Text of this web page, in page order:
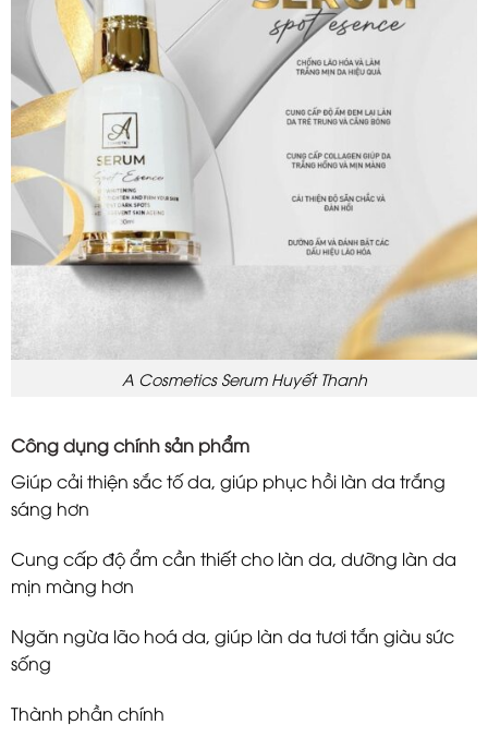
A Cosmetics Serum Huyết Thanh
Công dụng chính sản phẩm
Giúp cải thiện sắc tố da, giúp phục hồi làn da trắng
sáng hơn
Cung cấp độ ẩm cần thiết cho làn da, dưỡng làn da
mịn màng hơn
Ngăn ngừa lão hoá da, giúp làn da tươi tắn giàu sức
sống
Thành phần chính